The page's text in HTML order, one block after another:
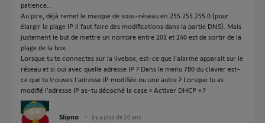
patience...
Au pire, déjà remet le masque de sous-réseau en 255.255.255.0 (pour
élargir la plage IP il faut faire des modifications dans la partie DNS). Mais
justement le but de mettre un nombre entre 201 et 240 est de sortir de la
plage de la box.
Lorsque tu te connectes sur la livebox, est-ce que l'alarme apparait sur le
réseau et si oui avec quelle adresse IP ? Dans le menu 780 du clavier est-
ce que tu trouves l'adresse IP modifiée ou une autre ? Lorsque tu as
modifié l’adresse IP as-tu décoché la case « Activer DHCP » ?
Slipno il y a plus de 10 ans